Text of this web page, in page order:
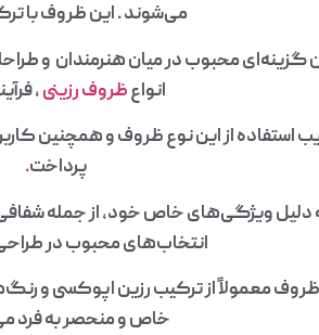
می‌شوند . این ظروف با
گزینه‌ای محبوب در میان هنرمندان و
انواعظروف رزینی،
استفاده از این نوع ظروف و همچنین
پرداخت.
دلیل ویژگی‌های خاص خود، از جمله
انتخاب‌های محبوب در
ظروف معمولاً از ترکیب رزین اپوکسی و
خاص و منحصر به فرد